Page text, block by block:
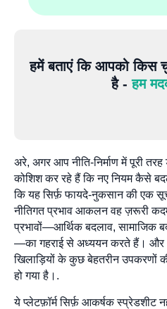
हमें बताएं कि आपको किस
है -हम
अरे, अगर आप नीति-निर्माण में पूरी
कोशिश कर रहे हैं कि नए नियम कैसे
कि यह सिर्फ़ फायदे-नुकसान की एक
नीतिगत प्रभाव आकलन वह ज़रूरी
प्रभावों—आर्थिक बदलाव, सामाजिक
—का गहराई से अध्ययन करते हैं। और
खिलाड़ियों के कुछ बेहतरीन उपकरणों
हो गया है।.
ये प्लेटफ़ॉर्म सिर्फ़ आकर्षक स्प्रेडशीट